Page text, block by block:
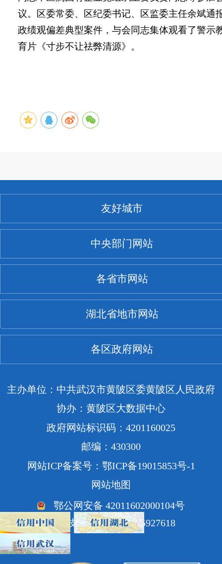
议。区委常委、区纪委书记、区监委主任余斌通
政绩观偏差典型案件，与会同志集体观看了警示
育片《寸步不让祛弊清源》。
友好城市
中央部门网站
各省市网站
湖北省地市网站
各区政府网站
主办单位：中共武汉市黄陂区委黄陂区人民政府
协办：黄陂区大数据中心
政府网站标识码：4201160025
邮编：430300
网站ICP备案号：鄂ICP备19015853号-1
网站地图
鄂公网安备 42011602000104号
网站技术支持电话：85927618